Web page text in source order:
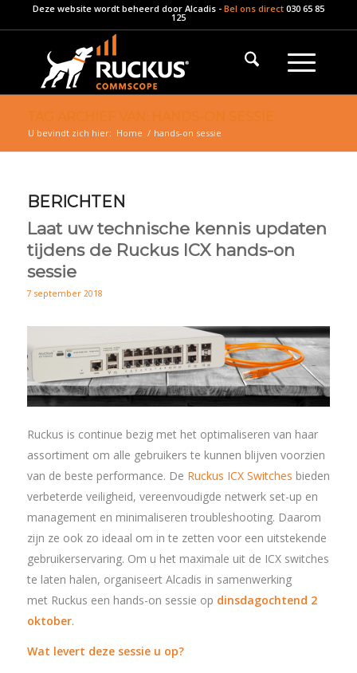
Deze website wordt beheerd door Alcadis- Bel ons direct 030 65 85
125
U bevindt zich hier: Home / hands-on sessie
BERICHTEN
Laat uw technische kennis updaten
tijdens de Ruckus ICX hands-on
sessie
7 september 2018
Ruckus is continue bezig met het optimaliseren van haar
assortiment om alle gebruikers te kunnen blijven voorzien
van de beste performance. De Ruckus ICX Switches bieden
verbeterde veiligheid, vereenvoudigde netwerk set-up en
management en minimaliseren troubleshooting. Daarom
zijn ze ook zo ideaal om in te zetten voor een uitstekende
gebruikerservaring. Om u het maximale uit de ICX switches
te laten halen, organiseert Alcadis in samenwerking
met Ruckus een hands-on sessie op dinsdagochtend 2
oktober.
Wat levert deze sessie u op?